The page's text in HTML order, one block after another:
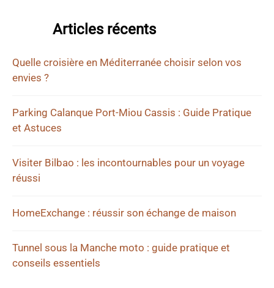
Articles récents
Quelle croisière en Méditerranée choisir selon vos
envies ?
Parking Calanque Port-Miou Cassis : Guide Pratique
et Astuces
Visiter Bilbao : les incontournables pour un voyage
réussi
HomeExchange : réussir son échange de maison
Tunnel sous la Manche moto : guide pratique et
conseils essentiels